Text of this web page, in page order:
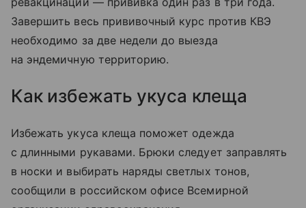
Завершить весь прививочный курс против КВЭ
необходимо за две недели до выезда
на эндемичную территорию.
Как избежать укуса клеща
Избежать укуса клеща поможет одежда
с длинными рукавами. Брюки следует заправлять
в носки и выбирать наряды светлых тонов,
сообщили в российском офисе Всемирной